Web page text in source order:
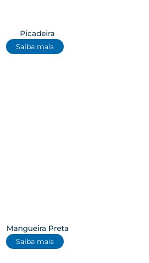
Picadeira
Saiba mais
Mangueira Preta
Saiba mais